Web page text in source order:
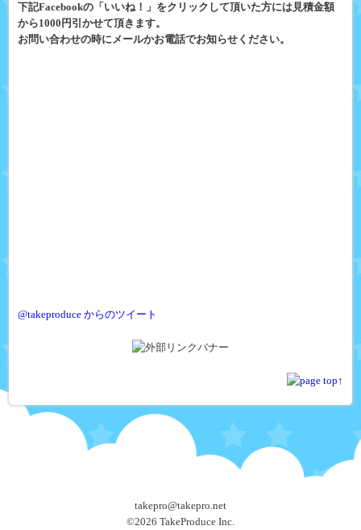
下記Facebookの「いいね！」をクリックして頂いた方には見積金額
から1000円引かせて頂きます。
お問い合わせの時にメールかお電話でお知らせください。
@takeproduce からのツイート
takepro@takepro.net
©2026 TakeProduce Inc.